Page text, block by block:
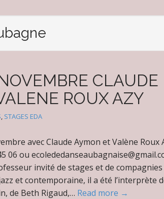
CLAUDE
ROUX AZY
, STAGES EDA
avec Claude Aymon et Valène Roux
06 ou
invité de stages et de compagnies
et contemporaine, il a été l’interprète
de Beth Rigaud,… Read more →